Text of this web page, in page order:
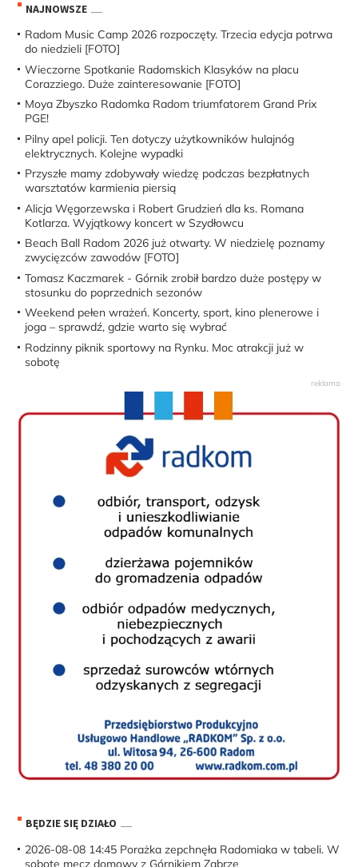
NAJNOWSZE
Radom Music Camp 2026 rozpoczęty. Trzecia edycja potrwa
do niedzieli [FOTO]
Wieczorne Spotkanie Radomskich Klasyków na placu
Corazziego. Duże zainteresowanie [FOTO]
Moya Zbyszko Radomka Radom triumfatorem Grand Prix
PGE!
Pilny apel policji. Ten dotyczy użytkowników hulajnóg
elektrycznych. Kolejne wypadki
Przyszłe mamy zdobywały wiedzę podczas bezpłatnych
warsztatów karmienia piersią
Alicja Węgorzewska i Robert Grudzień dla ks. Romana
Kotlarza. Wyjątkowy koncert w Szydłowcu
Beach Ball Radom 2026 już otwarty. W niedzielę poznamy
zwycięzców zawodów [FOTO]
Tomasz Kaczmarek - Górnik zrobił bardzo duże postępy w
stosunku do poprzednich sezonów
Weekend pełen wrażeń. Koncerty, sport, kino plenerowe i
joga – sprawdź, gdzie warto się wybrać
Rodzinny piknik sportowy na Rynku. Moc atrakcji już w
sobotę
BĘDZIE SIĘ DZIAŁO
2026-08-08 14:45 Porażka zepchnęła Radomiaka w tabeli. W
sobotę mecz domowy z Górnikiem Zabrze